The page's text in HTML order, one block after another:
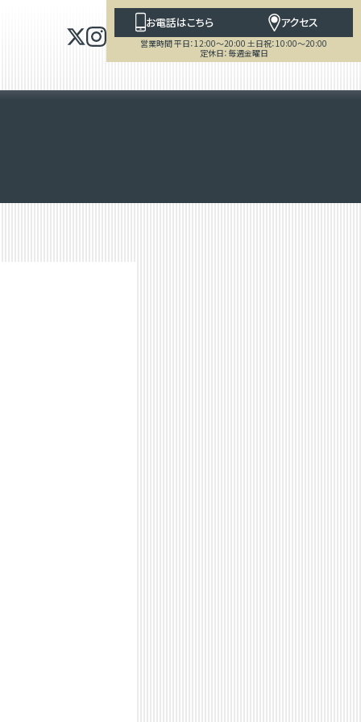
お電話はこちら アクセス
営業時間 平日：12:00～20:00 土日祝：10:00～20:00
定休日：毎週金曜日